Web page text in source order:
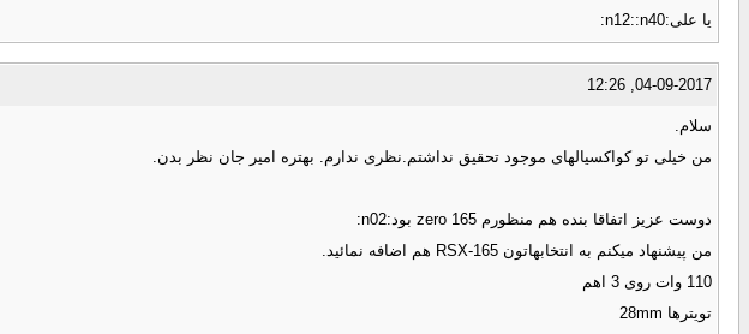
یا علی:n12::n40:
04-09-2017, 12:26
سلام.
من خیلی تو کواکسیالهای موجود تحقیق نداشتم.نظری ندارم. بهتره امیر جان نظر بدن.
دوست عزیز اتفاقا بنده هم منظورم zero 165 بود:n02:
من پیشنهاد میکنم به انتخابهاتون RSX-165 هم اضافه نمائید.
110 وات روی 3 اهم
تویترها 28mm